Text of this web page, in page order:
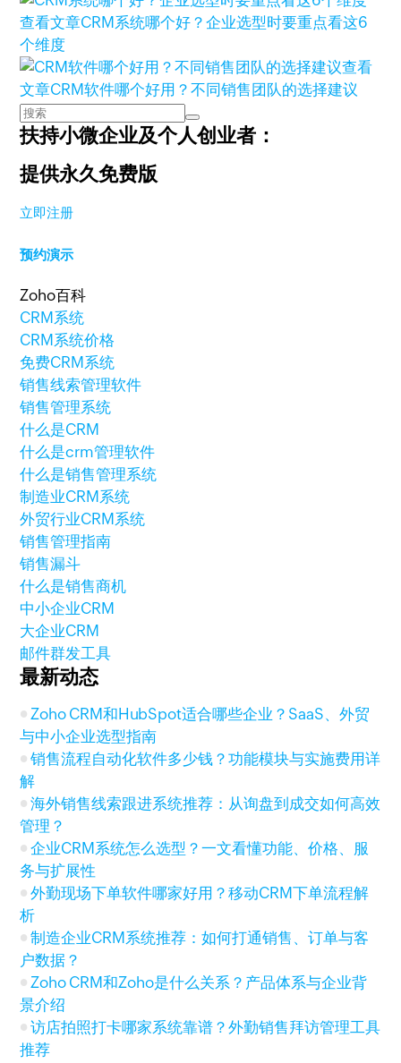
查看文章CRM系统哪个好？企业选型时要重点看这6
个维度
查看
文章CRM软件哪个好用？不同销售团队的选择建议
扶持小微企业及个人创业者：
提供永久免费版
立即注册
预约演示
Zoho百科
CRM系统
CRM系统价格
免费CRM系统
销售线索管理软件
销售管理系统
什么是CRM
什么是crm管理软件
什么是销售管理系统
制造业CRM系统
外贸行业CRM系统
销售管理指南
销售漏斗
什么是销售商机
中小企业CRM
大企业CRM
邮件群发工具
最新动态
Zoho CRM和HubSpot适合哪些企业？SaaS、外贸
与中小企业选型指南
销售流程自动化软件多少钱？功能模块与实施费用详
解
海外销售线索跟进系统推荐：从询盘到成交如何高效
管理？
企业CRM系统怎么选型？一文看懂功能、价格、服
务与扩展性
外勤现场下单软件哪家好用？移动CRM下单流程解
析
制造企业CRM系统推荐：如何打通销售、订单与客
户数据？
Zoho CRM和Zoho是什么关系？产品体系与企业背
景介绍
访店拍照打卡哪家系统靠谱？外勤销售拜访管理工具
推荐